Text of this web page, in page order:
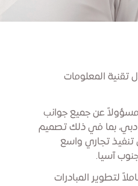
10 سنوات في مجال تقنية المعلومات
مسؤولاً عن جميع جوانب
تقنية المعلومات والبنية التحتية للاتصالات لإكسبو 2020 دبي، بما في ذلك تصميم
تنفيذ تجاري واسع
لتطوير المبادرات